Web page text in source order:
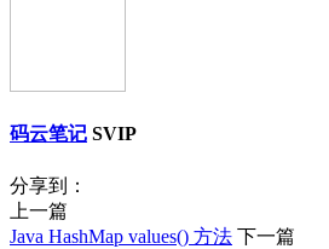
码云笔记 SVIP
分享到：
上一篇
Java HashMap values() 方法 下一篇